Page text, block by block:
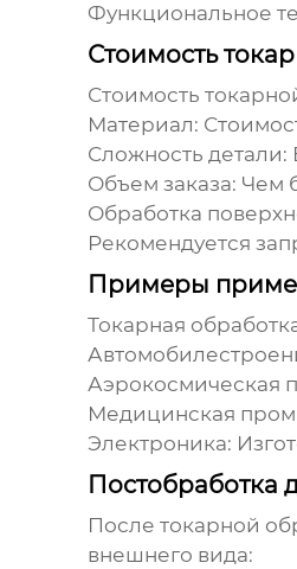
Функциональное
Стоимость
Стоимость
Материал:
Сложность детали:
Объем заказа: Чем
Обработка
Рекомендуется
Примеры
Токарная
Аэрокосмическая
Медицинская
Электроника:
Постобработка
После токарной
внешнего вида: